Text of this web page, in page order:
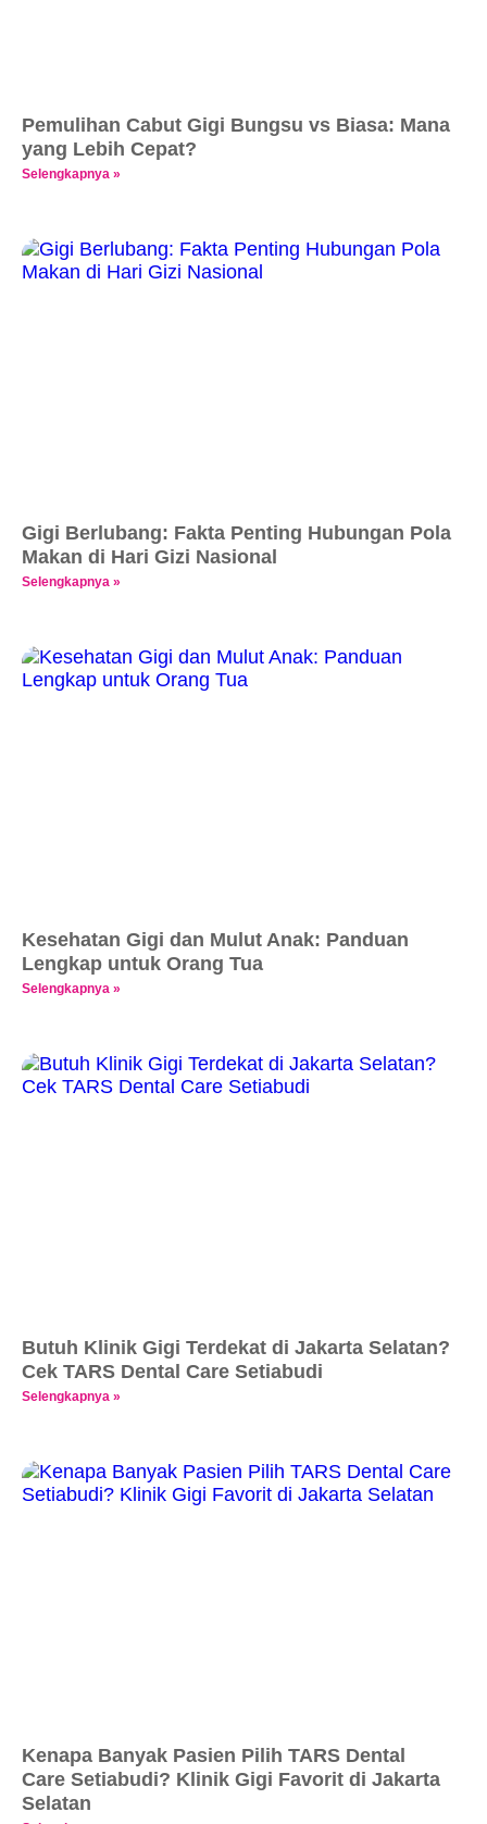
Pemulihan Cabut Gigi Bungsu vs Biasa: Mana
yang Lebih Cepat?
Selengkapnya »
Gigi Berlubang: Fakta Penting Hubungan Pola
Makan di Hari Gizi Nasional
Selengkapnya »
Kesehatan Gigi dan Mulut Anak: Panduan
Lengkap untuk Orang Tua
Selengkapnya »
Butuh Klinik Gigi Terdekat di Jakarta Selatan?
Cek TARS Dental Care Setiabudi
Selengkapnya »
Kenapa Banyak Pasien Pilih TARS Dental
Care Setiabudi? Klinik Gigi Favorit di Jakarta
Selatan